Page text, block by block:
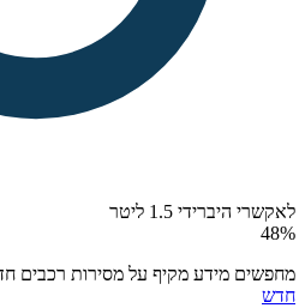
לאקשרי היברידי 1.5 ליטר
48%
מחפשים מידע מקיף על מסירות רכבים
חדש